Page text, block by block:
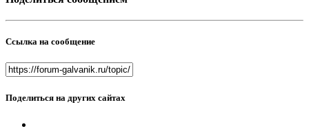
Ссылка на сообщение
Поделиться на других сайтах